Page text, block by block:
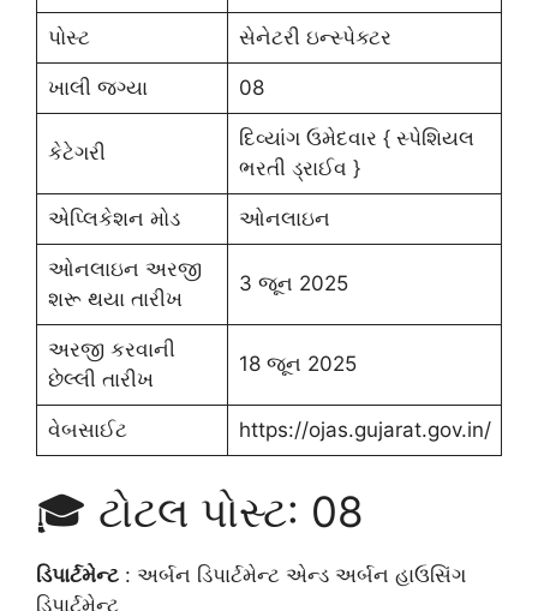
પોસ્ટ સેનેટરી ઇન્સ્પેક્ટર
ખાલી જગ્યા 08
કેટેગરી
દિવ્યાંગ ઉમેદવાર { સ્પેશિયલ
ભરતી ડ્રાઈવ }
એપ્લિકેશન મોડ ઓનલાઇન
ઓનલાઇન અરજી
શરૂ થયા તારીખ
3 જૂન 2025
અરજી કરવાની
છેલ્લી તારીખ
18 જૂન 2025
વેબસાઈટ https://ojas.gujarat.gov.in/
🎓 ટોટલ પોસ્ટ: 08
ડિપાર્ટમેન્ટ : અર્બન ડિપાર્ટમેન્ટ એન્ડ અર્બન હાઉસિંગ
ડિપાર્ટમેન્ટ